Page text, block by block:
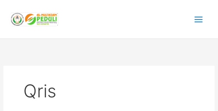
content
Qris